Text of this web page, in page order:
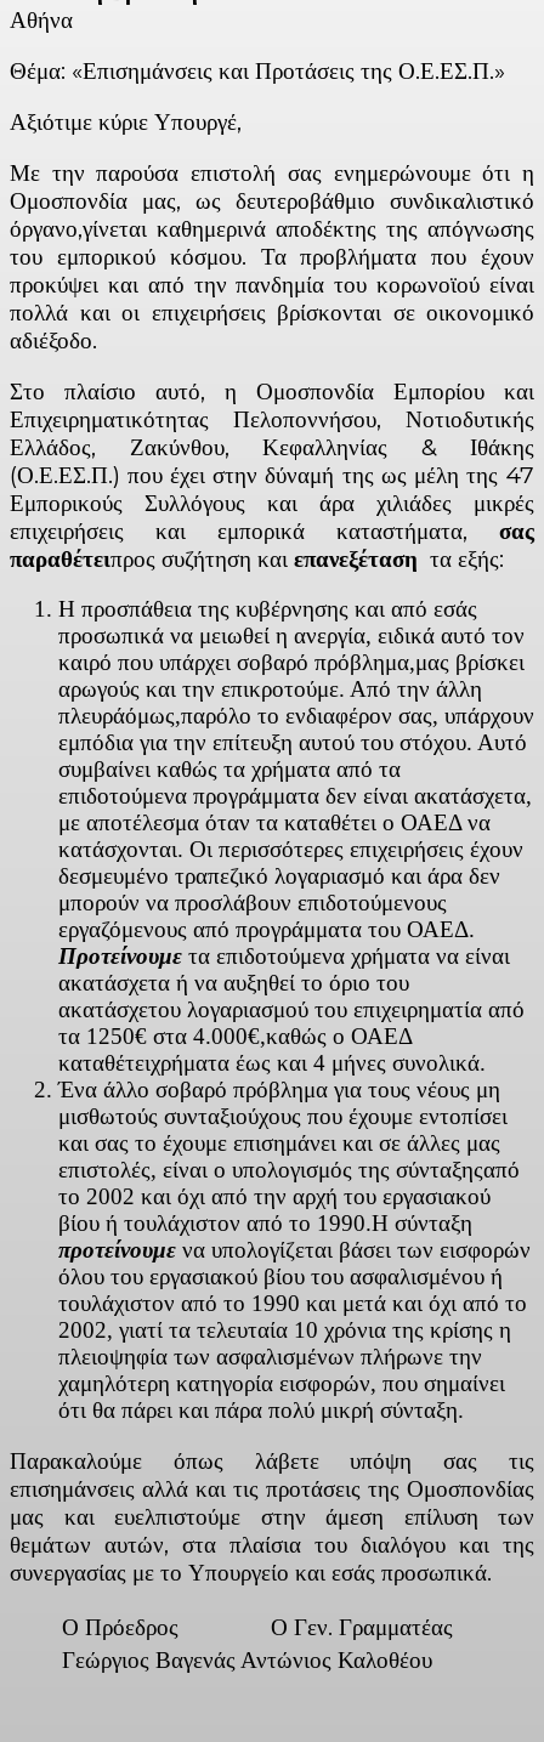
Αθήνα
Θέμα: «Επισημάνσεις και Προτάσεις της Ο.Ε.ΕΣ.Π.»
Αξιότιμε κύριε Υπουργέ,
Με την παρούσα επιστολή σας ενημερώνουμε ότι η
Ομοσπονδία μας, ως δευτεροβάθμιο συνδικαλιστικό
όργανο,γίνεται καθημερινά αποδέκτης της απόγνωσης
του εμπορικού κόσμου. Τα προβλήματα που έχουν
προκύψει και από την πανδημία του κορωνοϊού είναι
πολλά και οι επιχειρήσεις βρίσκονται σε οικονομικό
αδιέξοδο.
Στο πλαίσιο αυτό, η Ομοσπονδία Εμπορίου και
Επιχειρηματικότητας Πελοποννήσου, Νοτιοδυτικής
Ελλάδος, Ζακύνθου, Κεφαλληνίας & Ιθάκης
(Ο.Ε.ΕΣ.Π.) που έχει στην δύναμή της ως μέλη της 47
Εμπορικούς Συλλόγους και άρα χιλιάδες μικρές
επιχειρήσεις και εμπορικά καταστήματα, σας
παραθέτειπρος συζήτηση και επανεξέταση τα εξής:
Η προσπάθεια της κυβέρνησης και από εσάς
προσωπικά να μειωθεί η ανεργία, ειδικά αυτό τον
καιρό που υπάρχει σοβαρό πρόβλημα,μας βρίσκει
αρωγούς και την επικροτούμε. Από την άλλη
πλευράόμως,παρόλο το ενδιαφέρον σας, υπάρχουν
εμπόδια για την επίτευξη αυτού του στόχου. Αυτό
συμβαίνει καθώς τα χρήματα από τα
επιδοτούμενα προγράμματα δεν είναι ακατάσχετα,
με αποτέλεσμα όταν τα καταθέτει ο ΟΑΕΔ να
κατάσχονται. Οι περισσότερες επιχειρήσεις έχουν
δεσμευμένο τραπεζικό λογαριασμό και άρα δεν
μπορούν να προσλάβουν επιδοτούμενους
εργαζόμενους από προγράμματα του ΟΑΕΔ.
Προτείνουμε τα επιδοτούμενα χρήματα να είναι
ακατάσχετα ή να αυξηθεί το όριο του
ακατάσχετου λογαριασμού του επιχειρηματία από
τα 1250€ στα 4.000€,καθώς ο ΟΑΕΔ
καταθέτειχρήματα έως και 4 μήνες συνολικά.
Ένα άλλο σοβαρό πρόβλημα για τους νέους μη
μισθωτούς συνταξιούχους που έχουμε εντοπίσει
και σας το έχουμε επισημάνει και σε άλλες μας
επιστολές, είναι ο υπολογισμός της σύνταξηςαπό
το 2002 και όχι από την αρχή του εργασιακού
βίου ή τουλάχιστον από το 1990.Η σύνταξη
προτείνουμε να υπολογίζεται βάσει των εισφορών
όλου του εργασιακού βίου του ασφαλισμένου ή
τουλάχιστον από το 1990 και μετά και όχι από το
2002, γιατί τα τελευταία 10 χρόνια της κρίσης η
πλειοψηφία των ασφαλισμένων πλήρωνε την
χαμηλότερη κατηγορία εισφορών, που σημαίνει
ότι θα πάρει και πάρα πολύ μικρή σύνταξη.
Παρακαλούμε όπως λάβετε υπόψη σας τις
επισημάνσεις αλλά και τις προτάσεις της Ομοσπονδίας
μας και ευελπιστούμε στην άμεση επίλυση των
θεμάτων αυτών, στα πλαίσια του διαλόγου και της
συνεργασίας με το Υπουργείο και εσάς προσωπικά.
Ο Πρόεδρος
Ο Γεν. Γραμματέας
Γεώργιος Βαγενάς Αντώνιος Καλοθέου